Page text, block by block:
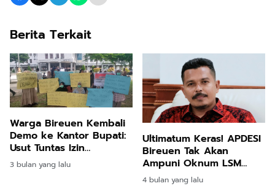
Berita Terkait
Warga Bireuen Kembali
Demo ke Kantor Bupati:
Usut Tuntas Izin
Perkebunan Sawit
3 bulan yang lalu
Ultimatum Keras! APDESI
Bireuen Tak Akan
Ampuni Oknum LSM
yang Tekan Keuchiek!
4 bulan yang lalu